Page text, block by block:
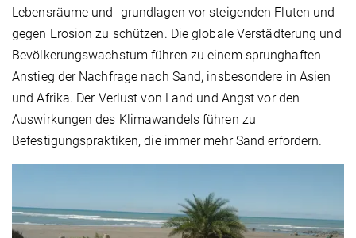
Lebensräume und -grundlagen vor steigenden Fluten und
gegen Erosion zu schützen. Die globale Verstädterung und
Bevölkerungswachstum führen zu einem sprunghaften
Anstieg der Nachfrage nach Sand, insbesondere in Asien
und Afrika. Der Verlust von Land und Angst vor den
Auswirkungen des Klimawandels führen zu
Befestigungspraktiken, die immer mehr Sand erfordern.